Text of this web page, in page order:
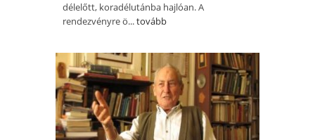
délelőtt, koradélutánba hajlóan. A
rendezvényre ö...tovább